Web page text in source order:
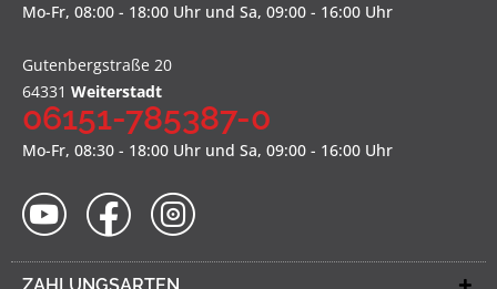
Mo-Fr, 08:00 - 18:00 Uhr und Sa, 09:00 - 16:00 Uhr
Gutenbergstraße 20
64331 Weiterstadt
06151-785387-0
Mo-Fr, 08:30 - 18:00 Uhr und Sa, 09:00 - 16:00 Uhr